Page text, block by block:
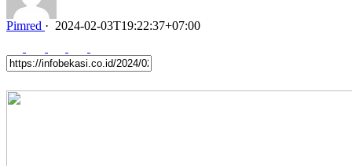
Pimred · 2024-02-03T19:22:37+07:00